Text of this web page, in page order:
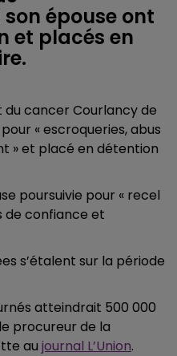
épouse ont
et placés en
du cancer Courlancy de
« escroqueries, abus
» et placé en détention
poursuivie pour « recel
de confiance et
s’étalent sur la période
atteindrait 500 000
procureur de la
au journal L’Union.